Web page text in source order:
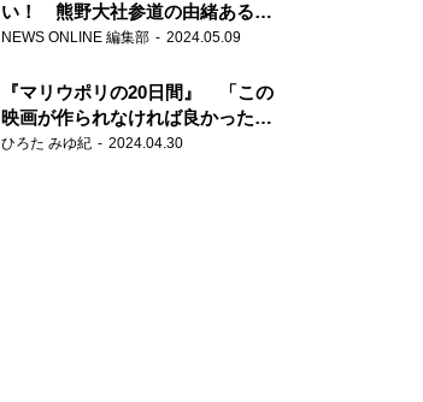
い！ 熊野大社参道の由緒ある書
店・三代目の強い思い
NEWS ONLINE 編集部 2024.05.09
『マリウポリの20日間』 「この
映画が作られなければ良かった」
と語る監督
ひろた みゆ紀 2024.04.30